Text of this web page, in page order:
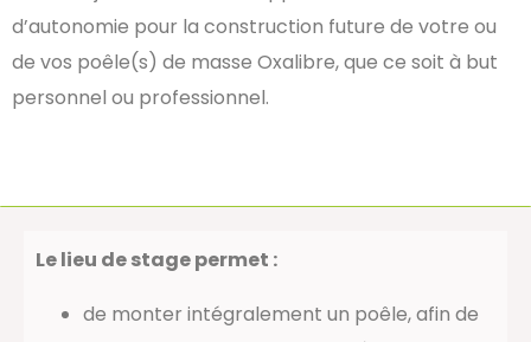
d’autonomie pour la construction future de votre ou
de vos poêle(s) de masse Oxalibre, que ce soit à but
personnel ou professionnel.
Le lieu de stage permet :
de monter intégralement un poêle, afin de